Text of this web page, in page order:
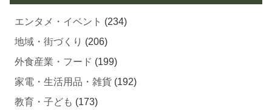
エンタメ・イベント (234)
地域・街づくり (206)
外食産業・フード (199)
家電・生活用品・雑貨 (192)
教育・子ども (173)